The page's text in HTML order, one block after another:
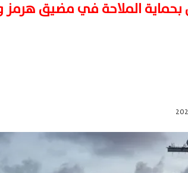
بحماية الملاحة في مضيق